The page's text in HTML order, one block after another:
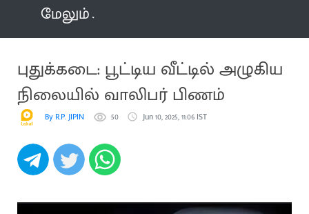
மேலும்
புதுக்கடை: பூட்டிய வீட்டில் அழுகிய
நிலையில் வாலிபர் பிணம்
By R.P. JIPIN 50 Jun 10, 2025, 11:06 IST